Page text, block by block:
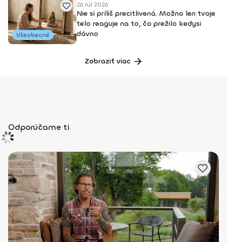
Všeobecné
26 Júl 2026
Nie si príliš precitlivená. Možno len tvoje
telo reaguje na to, čo prežilo kedysi
dávno
Zobraziť viac
Odporúčame ti